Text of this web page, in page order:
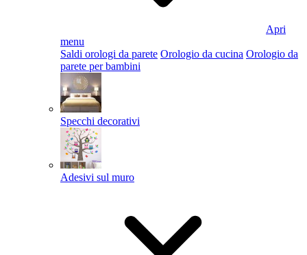
Apri
menu
Saldi orologi da parete Orologio da cucina Orologio da
parete per bambini
Specchi decorativi
Adesivi sul muro